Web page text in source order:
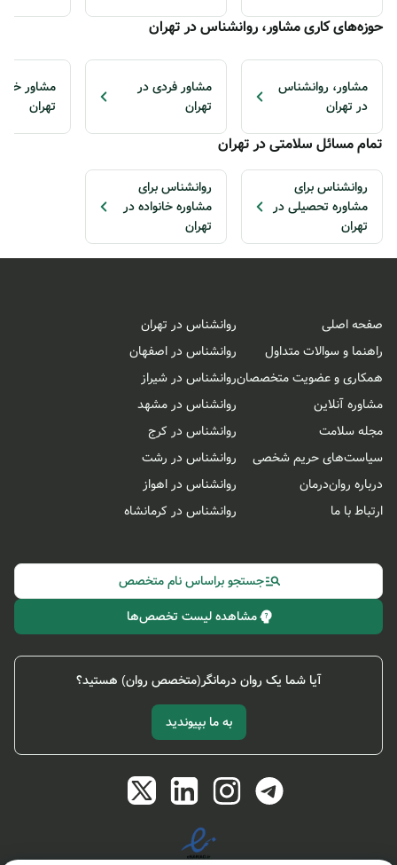
حوزه‌های کاری مشاور، روانشناس در تهران
مشاور، روانشناس
در تهران
مشاور فردی در
تهران
مشاور
تهران
تمام مسائل سلامتی در تهران
روانشناس برای
مشاوره تحصیلی در
تهران
روانشناس برای
مشاوره خانواده در
تهران
صفحه اصلی
راهنما و سوالات متداول
همکاری و عضویت متخصصان
مشاوره آنلاین
مجله سلامت
سیاست‌های حریم شخصی
درباره روان‌درمان
ارتباط با ما
روانشناس در تهران
روانشناس در اصفهان
روانشناس در شیراز
روانشناس در مشهد
روانشناس در کرج
روانشناس در رشت
روانشناس در اهواز
روانشناس در کرمانشاه
جستجو براساس نام متخصص
مشاهده لیست تخصص‌ها
آیا شما یک روان درمانگر(متخصص روان) هستید؟
به ما بپیوندید